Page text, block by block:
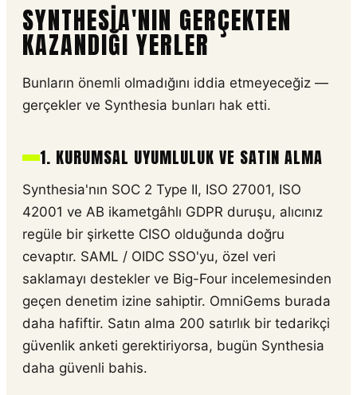
SYNTHESIA'NIN GERÇEKTEN
KAZANDIĞI YERLER
Bunların önemli olmadığını iddia etmeyeceğiz —
gerçekler ve Synthesia bunları hak etti.
1. KURUMSAL UYUMLULUK VE SATIN ALMA
Synthesia'nın SOC 2 Type II, ISO 27001, ISO
42001 ve AB ikametgâhlı GDPR duruşu, alıcınız
regüle bir şirkette CISO olduğunda doğru
cevaptır. SAML / OIDC SSO'yu, özel veri
saklamayı destekler ve Big-Four incelemesinden
geçen denetim izine sahiptir. OmniGems burada
daha hafiftir. Satın alma 200 satırlık bir tedarikçi
güvenlik anketi gerektiriyorsa, bugün Synthesia
daha güvenli bahis.